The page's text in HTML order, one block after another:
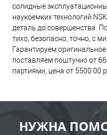
солидные
наукоемких технологий
деталь до совершенства.
тихо, безопасно, точно, с
Гарантируем
поставляем поштучно от
партиями, цена от 5500.00
НУЖНА